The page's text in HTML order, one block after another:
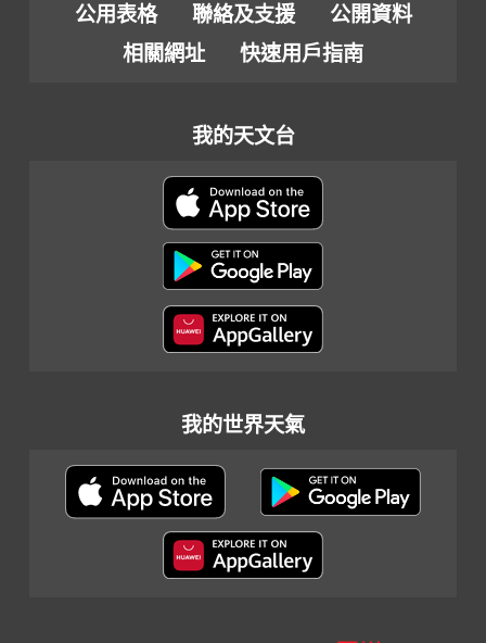
公用表格 聯絡及支援
公開資料
相關網址
快速用戶指南
我的天文台
我的世界天氣